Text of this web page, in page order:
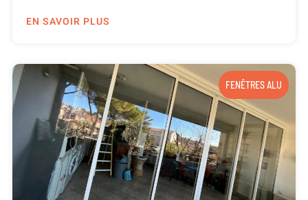
EN SAVOIR PLUS
FENÊTRES ALU